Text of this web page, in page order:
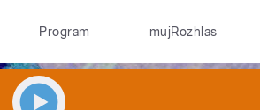
Program mujRozhlas